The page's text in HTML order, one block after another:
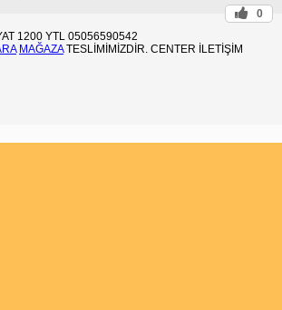
0
1200 YTL 05056590542
MAĞAZATESLİMİMİZDİR. CENTER İLETİŞİM